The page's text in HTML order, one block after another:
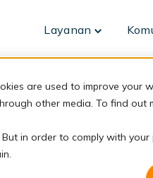
are used to improve your
other media. To find out
in order to comply with
Layanan
Toggle